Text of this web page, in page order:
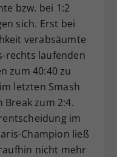
bzw. bei 1:2
sich. Erst bei
verabsäumte
rechts laufenden
zum 40:40 zu
letzten Smash
zum 2:4.
im
Champion ließ
nicht mehr